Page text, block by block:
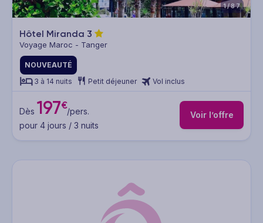
1/87
Hôtel Miranda 3
Voyage Maroc - Tanger
NOUVEAUTÉ
3 à 14 nuits
Petit déjeuner Vol inclus
Dès 197€/pers.
pour 4 jours / 3 nuits
Voir l’offre